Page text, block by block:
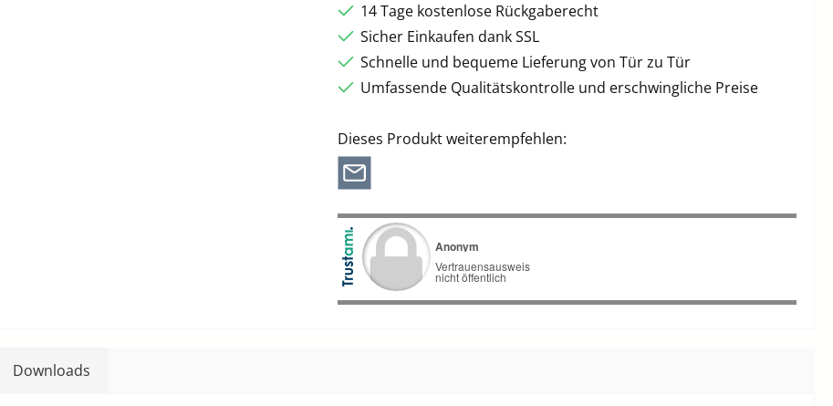
14 Tage kostenlose Rückgaberecht
Sicher Einkaufen dank SSL
Schnelle und bequeme Lieferung von Tür zu Tür
Umfassende Qualitätskontrolle und erschwingliche Preise
Dieses Produkt weiterempfehlen:
Downloads